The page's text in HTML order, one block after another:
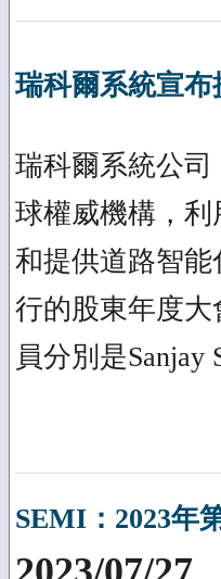
瑞科爾系統宣
瑞科爾系統公
球權威機構，
和提供道路智
行的股東年度
員分別是Sanjay
SEMI：2023年